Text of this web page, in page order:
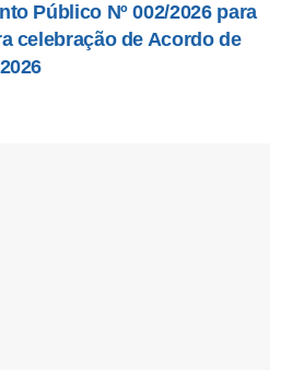
Público Nº 002/2026 para
celebração de Acordo de